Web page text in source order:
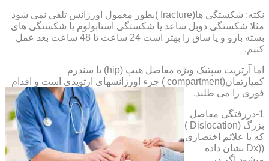
نکته: شکستگی ها(fracture )بطور معمول اورژانس تلقی نمی شود
مثلا شکستگی دوبل ساعد یا شکستگی استابولوم یا شکستگی های
بسته بازو و یا ساق را بهتر است 24 ساعت تا 48 ساعت بعد عمل
کنیم.
اما آرتریت سپتیک ویژه مفاصل هیپ (hip) یا سندرم
کمپارتمان(compartment ) جزء اورژانسهای ارتوپدی است و اقدام
فوری را می طلبد.
1-دررفتگی مفاصل
بزرگ (Dislocation )
که با علائم اختصاری
((Dx نشان داده